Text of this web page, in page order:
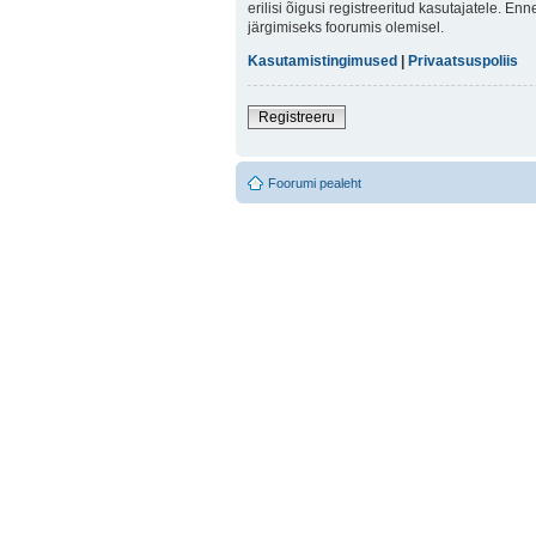
erilisi õigusi registreeritud kasutajatele.
järgimiseks foorumis olemisel.
Kasutamistingimused | Privaatsuspoliis
Registreeru
Foorumi pealeht